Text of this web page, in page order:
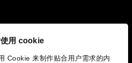
用 cookie
Cookie 来制作贴合用户需求的内